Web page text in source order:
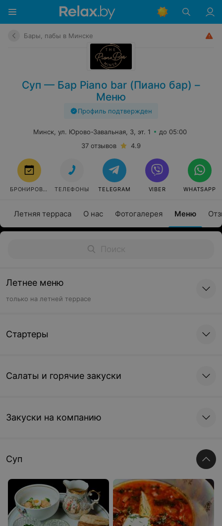
Бары, пабы в Минске
Суп — Бар Piano bar (Пиано бар) –
Меню
Профиль подтвержден
Летняя терраса О нас Фотогалерея Меню
Минск, ул. Юрово-Завальная, 3, эт. 1
до 05:00
37 отзывов
4.9
БРОНИРОВАТЬ ТЕЛЕФОНЫ TELEGRAM VIBER WHATSAPP
Летнее меню
только на летней террасе
Стартеры
Салаты и горячие закуски
Закуски на компанию
Суп